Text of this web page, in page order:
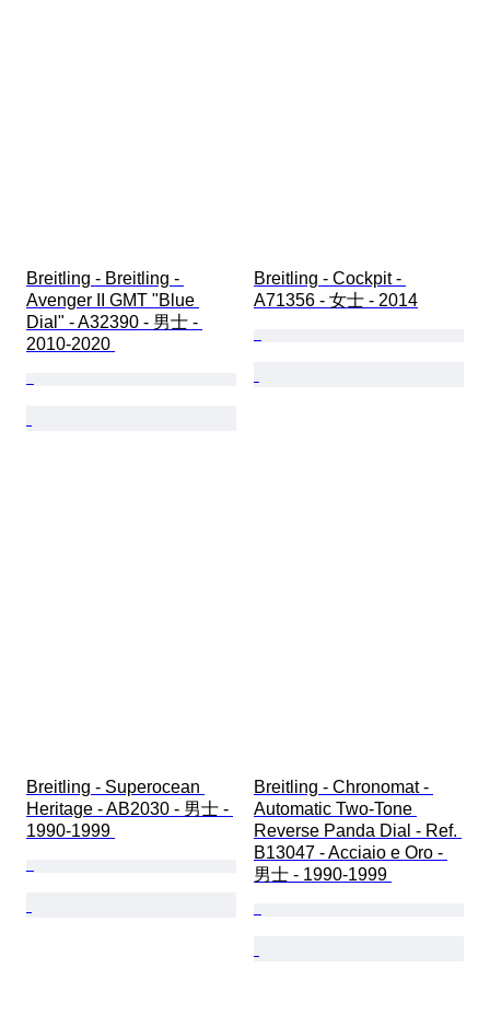
Breitling - Breitling -
Avenger II GMT "Blue
Dial" - A32390 - 男士 -
2010-2020
Breitling - Cockpit -
A71356 - 女士 - 2014
Breitling - Superocean
Heritage - AB2030 - 男士 -
1990-1999
Breitling - Chronomat -
Automatic Two-Tone
Reverse Panda Dial - Ref.
B13047 - Acciaio e Oro -
男士 - 1990-1999